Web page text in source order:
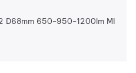
D68mm 650-950-1200lm MI